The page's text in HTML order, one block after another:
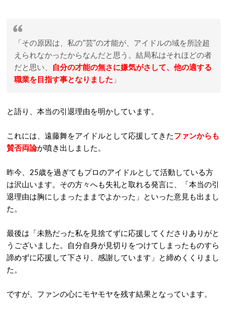
「その原因は、私の“芸”の才能が、アイドルの域を所詮超
えられなかったからなんだと思う。結局私はそれほどの者
だと思い、
自分の才能の無さに嫌気がさして、他の適する
職業を目指す事となりました 」
と語り、本当の引退理由を明かしています。
これには、遠藤舞をアイドルとして応援してきたファンからも
賛否両論が噴き出しました。
昨今、25歳を過ぎてもプロのアイドルとして活動している方
は沢山います。その方々へも失礼と取れる発言に、「本当の引
退理由は胸にしまったままでよかった」といった意見も出まし
た。
最後は「未熟だった私を見捨てずに応援してくださりありがと
うございました。自分自身が見切りをつけてしまったものすら
諦めずに応援して下さり、感謝しています」と締めくくりまし
た。
ですが、ファンの心にモヤモヤを残す結果となっています。